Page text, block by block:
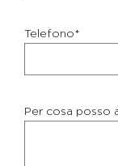
Telefono*
Per cosa posso